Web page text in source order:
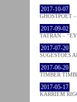
2017-10-07
GHOSTPOET
2017-09-02
TATRAN –
2017-07-20
SUGESTÕES
2017-06-20
TIMBER
2017-05-17
KARRIEM